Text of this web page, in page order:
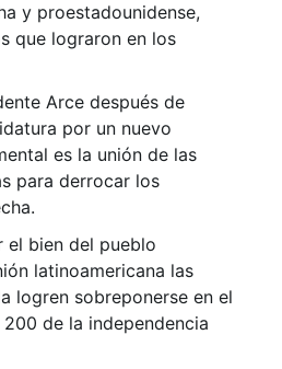
y proestadounidense,
que lograron en los
Arce después de
por un nuevo
es la unión de las
para derrocar los
el bien del pueblo
latinoamericana las
logren sobreponerse en el
de la independencia